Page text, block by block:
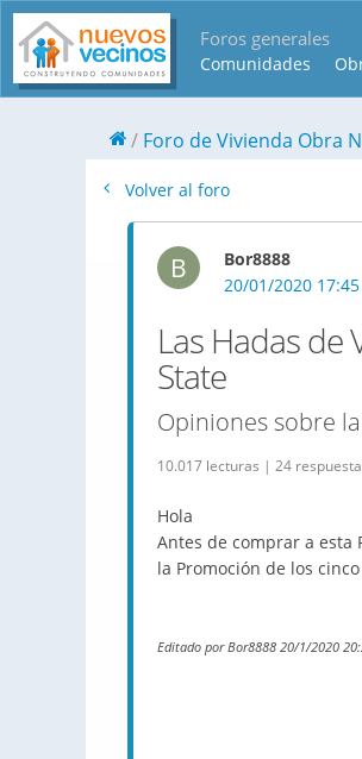
Foros generales
Comunidades
Foro de Vivienda Obra
Volver al foro
B
Bor8888
20/01/2020 17:45
Las Hadas de
State
Opiniones sobre
10.017 lecturas | 24
Hola
Antes de comprar a esta
la Promoción de los
Editado por Bor8888 20/1/2020